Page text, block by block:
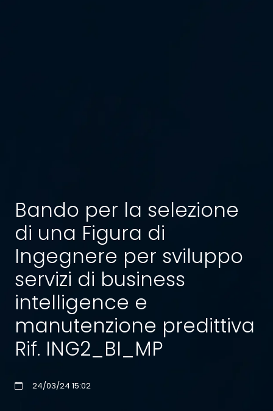
Bando per la selezione
di una Figura di
Ingegnere per sviluppo
servizi di business
intelligence e
manutenzione predittiva
Rif. ING2_BI_MP
24/03/24 15:02